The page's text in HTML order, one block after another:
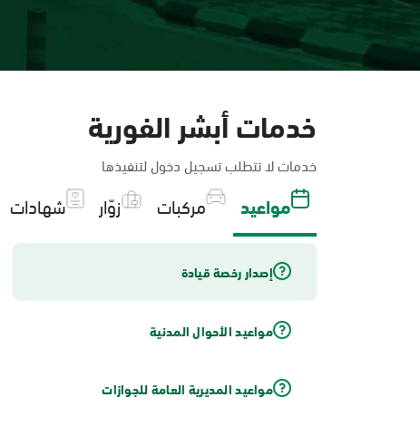
خدمات أبشر الفورية
خدمات لا تتطلب تسجيل دخول لتنفيذها
مواعيد مركبات زوّار شهادات
إصدار رخصة قيادة
مواعيد الأحوال المدنية
مواعيد المديرية العامة للجوازات